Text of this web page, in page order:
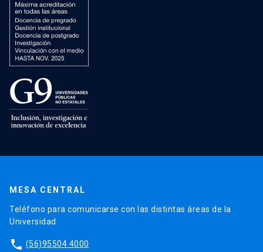
MESA CENTRAL
Teléfono para comunicarse con las distintas áreas de la
Universidad.
phone (56)95504 4000